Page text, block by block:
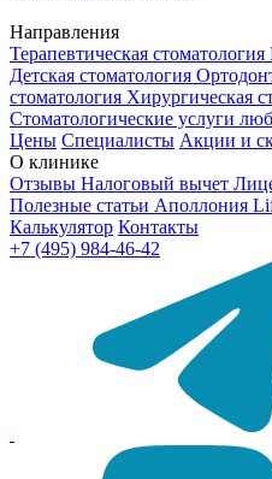
Направления
Терапевтическая стоматология
Детская стоматология
стоматология Хирургическая
Стоматологические услуги
Цены Специалисты Акции и
О клинике
Отзывы Налоговый вычет
Полезные статьи Аполлония
Калькулятор Контакты
+7 (495) 984-46-42